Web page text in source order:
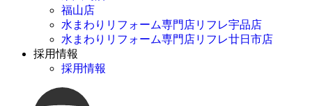
福山店
水まわりリフォーム専門店リフレ宇品店
水まわりリフォーム専門店リフレ廿日市店
採用情報
採用情報